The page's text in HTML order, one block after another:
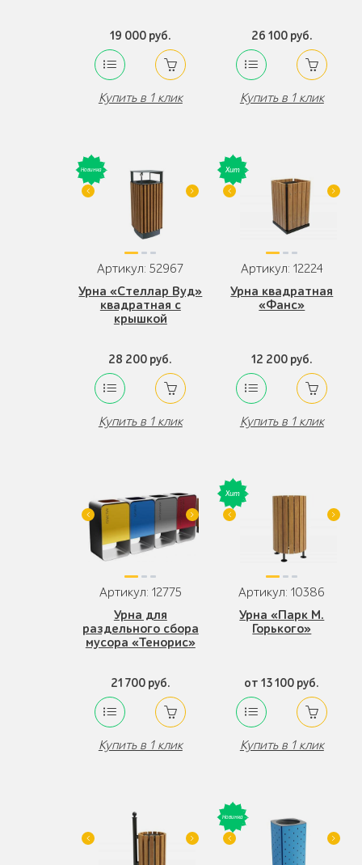
19 000 руб.
Купить в 1 клик
26 100 руб.
Купить в 1 клик
Артикул: 52967
Урна «Стеллар Вуд»
квадратная с
крышкой
28 200 руб.
Купить в 1 клик
Артикул: 12224
Урна квадратная
«Фанс»
12 200 руб.
Купить в 1 клик
Артикул: 12775
Урна для
раздельного сбора
мусора «Тенорис»
21 700 руб.
Купить в 1 клик
Артикул: 10386
Урна «Парк М.
Горького»
от 13 100 руб.
Купить в 1 клик